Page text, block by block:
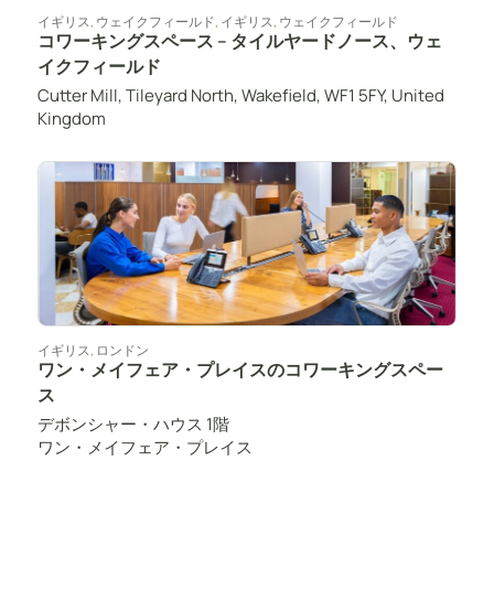
イギリス, ウェイクフィールド, イギリス, ウェイクフィールド
コワーキングスペース – タイルヤードノース、ウェ
イクフィールド
Cutter Mill, Tileyard North, Wakefield, WF1 5FY, United
Kingdom
イギリス, ロンドン
ワン・メイフェア・プレイスのコワーキングスペー
ス
デボンシャー・ハウス 1階
ワン・メイフェア・プレイス